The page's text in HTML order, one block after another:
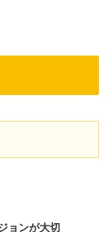
ョンが大切